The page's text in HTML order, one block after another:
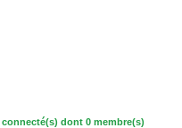
connecté(s) dont 0 membre(s)